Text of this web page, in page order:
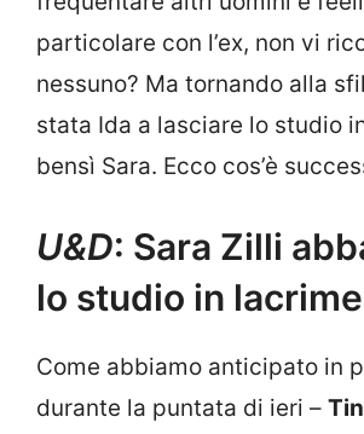
particolare con l’ex, non vi
nessuno? Ma tornando alla
stata Ida a lasciare lo studio
bensì Sara. Ecco cos’è
U&D: Sara Zilli
lo studio in lacrime
Come abbiamo anticipato in
durante la puntata di ieri –